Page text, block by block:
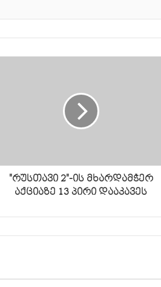
"რუსთავი 2"-ის მხარდამჭერ
აქციაზე 13 პირი დააკავეს